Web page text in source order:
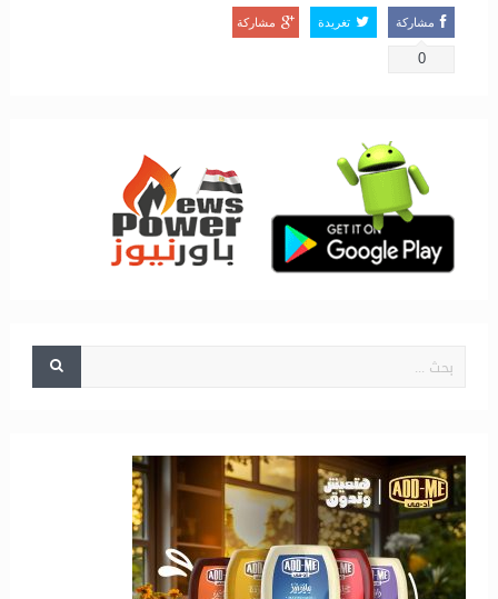
مشاركة
0
تغريدة مشاركة